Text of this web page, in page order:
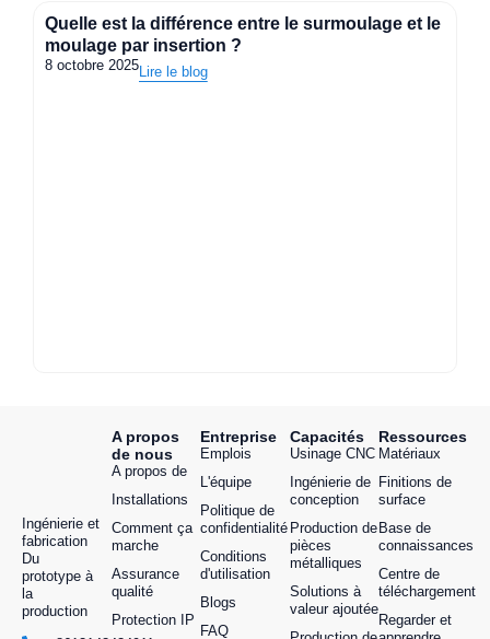
Quelle est la différence entre le surmoulage et le
moulage par insertion ?
8 octobre 2025Lire le blog
Ingénierie et
fabrication
Du
prototype à
la
production
A propos
de nous
A propos de
Installations
Comment ça
marche
Assurance
qualité
Protection IP
Entreprise
Emplois
L'équipe
Politique de
confidentialité
Conditions
d'utilisation
Blogs
FAQ
Capacités
Usinage CNC
Ingénierie de
conception
Production de
pièces
métalliques
Solutions à
valeur ajoutée
Ressources
Matériaux
Finitions de
surface
Base de
connaissances
Centre de
téléchargement
Regarder et